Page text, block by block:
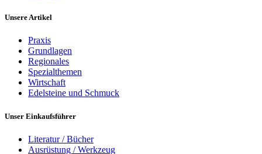
Unsere Artikel
Praxis
Grundlagen
Regionales
Spezialthemen
Wirtschaft
Edelsteine und Schmuck
Unser Einkaufsführer
Literatur / Bücher
Ausrüstung / Werkzeug